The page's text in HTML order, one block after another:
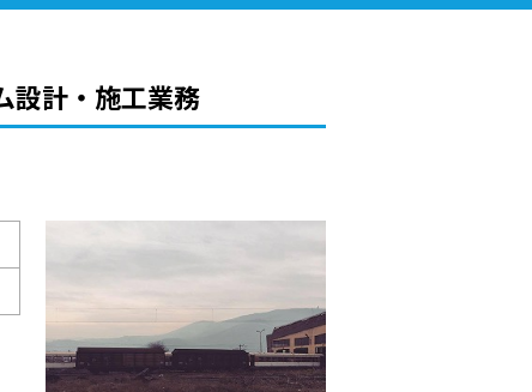
設計・施工業務